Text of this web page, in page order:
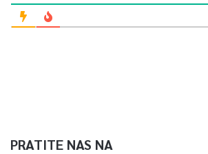
PRATITE NAS NA